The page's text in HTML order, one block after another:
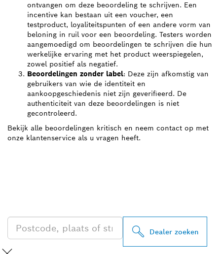
ontvangen om deze beoordeling te schrijven. Een
incentive kan bestaan uit een voucher, een
testproduct, loyaliteitspunten of een andere vorm van
beloning in ruil voor een beoordeling. Testers worden
aangemoedigd om beoordelingen te schrijven die hun
werkelijke ervaring met het product weerspiegelen,
zowel positief als negatief.
Beoordelingen zonder label: Deze zijn afkomstig van
gebruikers van wie de identiteit en
aankoopgeschiedenis niet zijn geverifieerd. De
authenticiteit van deze beoordelingen is niet
gecontroleerd.
Bekijk alle beoordelingen kritisch en neem contact op met
onze klantenservice als u vragen heeft.
Dealer zoeken